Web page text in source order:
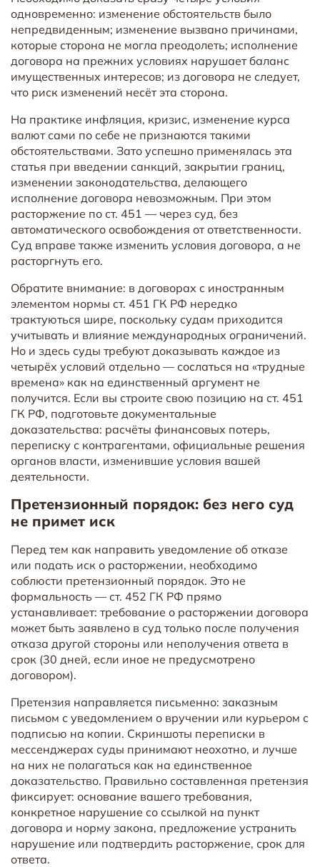
одновременно: изменение обстоятельств было
непредвиденным; изменение вызвано причинами,
которые сторона не могла преодолеть; исполнение
договора на прежних условиях нарушает баланс
имущественных интересов; из договора не следует,
что риск изменений несёт эта сторона.
На практике инфляция, кризис, изменение курса
валют сами по себе не признаются такими
обстоятельствами. Зато успешно применялась эта
статья при введении санкций, закрытии границ,
изменении законодательства, делающего
исполнение договора невозможным. При этом
расторжение по ст. 451 — через суд, без
автоматического освобождения от ответственности.
Суд вправе также изменить условия договора, а не
расторгнуть его.
Обратите внимание: в договорах с иностранным
элементом нормы ст. 451 ГК РФ нередко
трактуються шире, поскольку судам приходится
учитывать и влияние международных ограничений.
Но и здесь суды требуют доказывать каждое из
четырёх условий отдельно — сослаться на «трудные
времена» как на единственный аргумент не
получится. Если вы строите свою позицию на ст. 451
ГК РФ, подготовьте документальные
доказательства: расчёты финансовых потерь,
переписку с контрагентами, официальные решения
органов власти, изменившие условия вашей
деятельности.
Претензионный порядок: без него суд
не примет иск
Перед тем как направить уведомление об отказе
или подать иск о расторжении, необходимо
соблюсти претензионный порядок. Это не
формальность — ст. 452 ГК РФ прямо
устанавливает: требование о расторжении договора
может быть заявлено в суд только после получения
отказа другой стороны или неполучения ответа в
срок (30 дней, если иное не предусмотрено
договором).
Претензия направляется письменно: заказным
письмом с уведомлением о вручении или курьером с
подписью на копии. Скриншоты переписки в
мессенджерах суды принимают неохотно, и лучше
на них не полагаться как на единственное
доказательство. Правильно составленная претензия
фиксирует: основание вашего требования,
конкретное нарушение со ссылкой на пункт
договора и норму закона, предложение устранить
нарушение или подтвердить расторжение, срок для
ответа.